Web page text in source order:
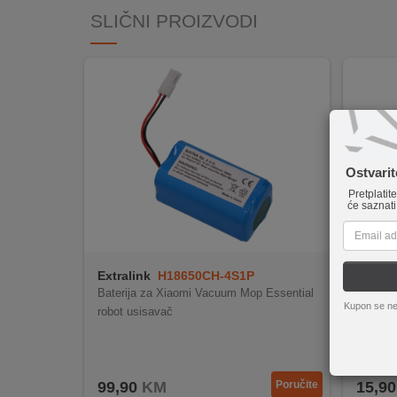
će
Kupon se
SLIČNI PROIZVODI
Extralink H18650CH-4S1P
Baterija za Xiaomi Vacuum Mop Essential
robot usisavač
99,90 KM Poručite
Do 3x
15,90